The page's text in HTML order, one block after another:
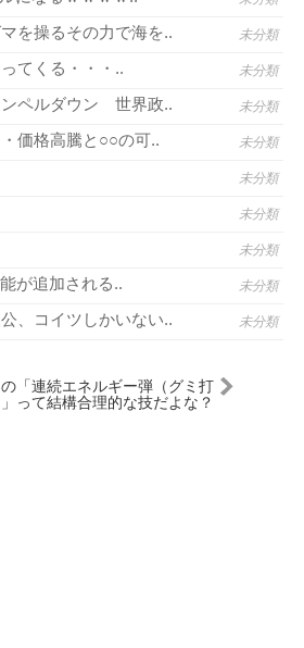
を操るその力で海を.. 未分類
てくる・・・.. 未分類
ンペルダウン 世界政.. 未分類
価格高騰と○○の可.. 未分類
未分類
未分類
未分類
が追加される.. 未分類
、コイツしかいない.. 未分類
「連続エネルギー弾（グミ打
って結構合理的な技だよな？